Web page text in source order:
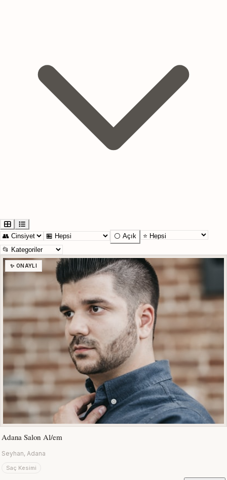
⚪ Açık
✨ ONAYLI
Adana Salon Al/em
Seyhan, Adana
Saç Kesimi